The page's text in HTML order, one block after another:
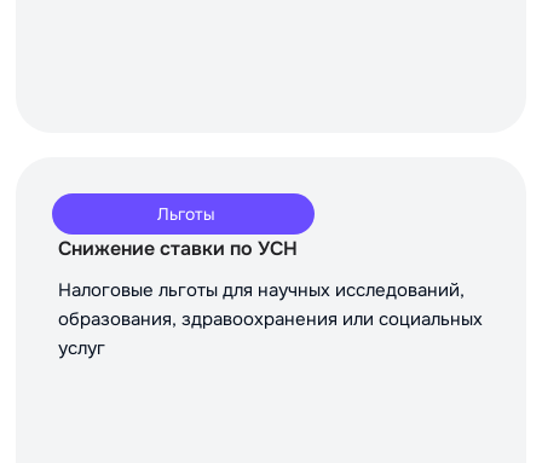
Льготы
Снижение ставки по УСН
Налоговые льготы для научных исследований,
образования, здравоохранения или социальных
услуг